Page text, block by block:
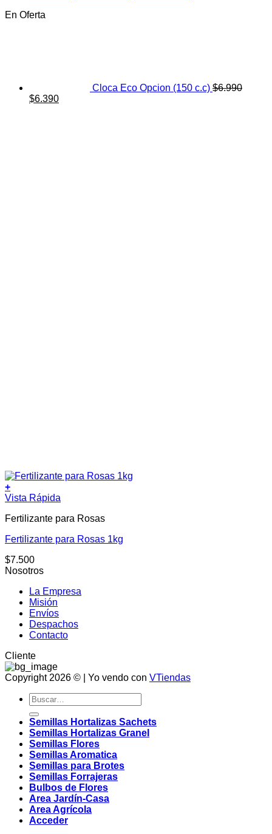
En Oferta
Cloca Eco Opcion (150 c.c) $6.990
El
$6.390El
+
Vista Rápida
Fertilizante para Rosas
Fertilizante para Rosas 1kg
$7.500
Nosotros
La Empresa
Misión
Envíos
Despachos
Contacto
Cliente
Copyright 2026 © | Yo vendo con VTiendas
Buscar
por:
Semillas Hortalizas Sachets
Semillas Hortalizas Granel
Semillas Flores
Semillas Aromatica
Semillas para Brotes
Semillas Forrajeras
Bulbos de Flores
Area Jardín-Casa
Area Agrícola
Acceder